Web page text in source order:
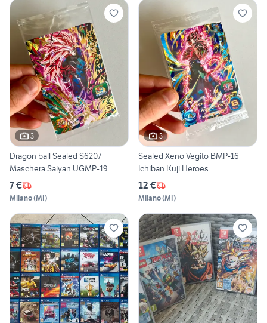
3
Dragon ball Sealed S6207
Maschera Saiyan UGMP-19
7 €
Milano(MI)
3
Sealed Xeno Vegito BMP-16
Ichiban Kuji Heroes
12 €
Milano(MI)